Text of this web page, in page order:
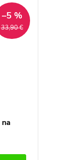
33,90 €
–5 %